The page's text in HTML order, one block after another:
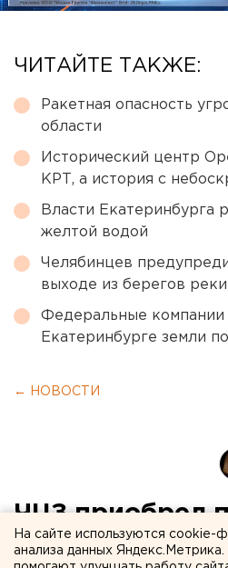
ЧИТАЙТЕ ТАКЖЕ:
Ракетная опасность
области
Исторический центр
КРТ, а история с
Власти Екатеринбурга
желтой водой
Челябинцев
выходе из берегов
Федеральные компании
Екатеринбурге земли
← НОВОСТИ
ЧЦЗ приобрел
для маленьких
На сайте используются cookie-
анализа данных